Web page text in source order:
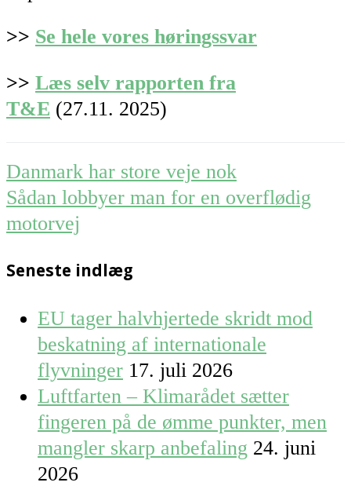
>> Se hele vores høringssvar
>> Læs selv rapporten fra
T&E (27.11. 2025)
Post
navigation
Danmark har store veje nok
Sådan lobbyer man for en overflødig
motorvej
Seneste indlæg
EU tager halvhjertede skridt mod
beskatning af internationale
flyvninger 17. juli 2026
Luftfarten – Klimarådet sætter
fingeren på de ømme punkter, men
mangler skarp anbefaling 24. juni
2026